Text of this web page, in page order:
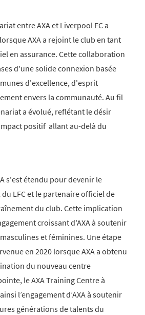
entre AXA et Liverpool FC a
AXA a rejoint le club en tant
en assurance. Cette collaboration
d'une solide connexion basée
d'excellence, d'esprit
envers la communauté. Au fil
a évolué, reflétant le désir
positif allant au-delà du
s'est étendu pour devenir le
LFC et le partenaire officiel de
du club. Cette implication
croissant d'AXA à soutenir
et féminines. Une étape
en 2020 lorsque AXA a obtenu
du nouveau centre
le AXA Training Centre à
l’engagement d’AXA à soutenir
générations de talents du